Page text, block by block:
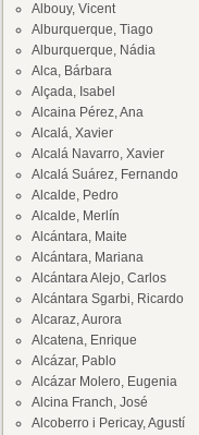
Albouy, Vicent
Alburquerque, Tiago
Alburquerque, Nádia
Alca, Bárbara
Alçada, Isabel
Alcaina Pérez, Ana
Alcalá, Xavier
Alcalá Navarro, Xavier
Alcalá Suárez, Fernando
Alcalde, Pedro
Alcalde, Merlín
Alcántara, Maite
Alcántara, Mariana
Alcántara Alejo, Carlos
Alcántara Sgarbi, Ricardo
Alcaraz, Aurora
Alcatena, Enrique
Alcázar, Pablo
Alcázar Molero, Eugenia
Alcina Franch, José
Alcoberro i Pericay, Agustí